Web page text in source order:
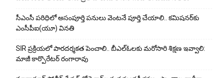
సీఎంసీ పరిధిలో అసంపూర్తి పనులు వెంటనే పూర్తి చేయాలి.. కమిషనర్‌కు
ఎంసీపీఐ(యూ) వినతి
SIR ప్రక్రియలో పారదర్శకత పెంచాలి.. బీఎల్ఓలకు మరోసారి శిక్షణ ఇవ్వాలి:
మాజీ కార్పొరేటర్ రంగారావు